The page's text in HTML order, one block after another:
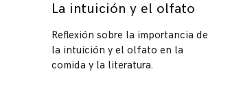
La intuición y el olfato
Reflexión sobre la importancia de
la intuición y el olfato en la
comida y la literatura.